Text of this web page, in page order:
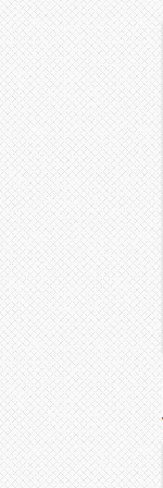
إجهاض مخالفة